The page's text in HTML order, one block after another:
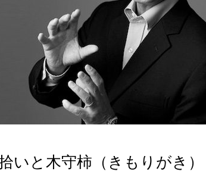
と木守柿（きもりがき）